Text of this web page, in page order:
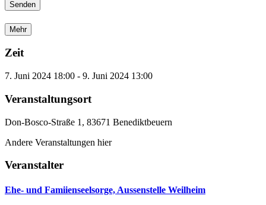
Mehr
Zeit
7. Juni 2024 18:00 - 9. Juni 2024 13:00
Veranstaltungsort
Don-Bosco-Straße 1, 83671 Benediktbeuern
Andere Veranstaltungen hier
Veranstalter
Ehe- und Famiienseelsorge, Aussenstelle Weilheim